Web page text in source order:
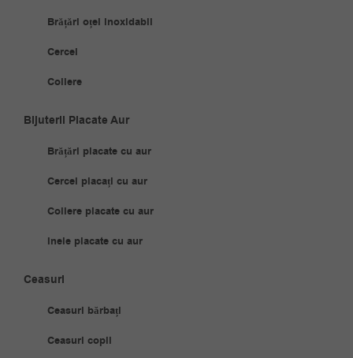
Brățări oțel inoxidabil
Cercei
Coliere
Bijuterii Placate Aur
Brățări placate cu aur
Cercei placați cu aur
Coliere placate cu aur
Inele placate cu aur
Ceasuri
Ceasuri bărbați
Ceasuri copii